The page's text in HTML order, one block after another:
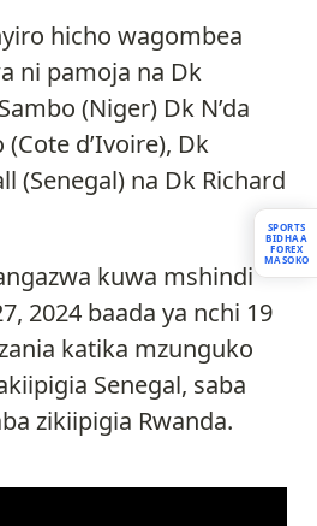
hicho wagombea
ni pamoja na Dk
(Niger) Dk N’da
d’Ivoire), Dk
(Senegal) na Dk Richard
kuwa mshindi
2024 baada ya nchi 19
katika mzunguko
Senegal, saba
zikiipigia Rwanda.
SPORTS
BIDHAA
FOREX
MASOKO